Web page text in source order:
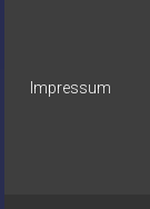
Impressum